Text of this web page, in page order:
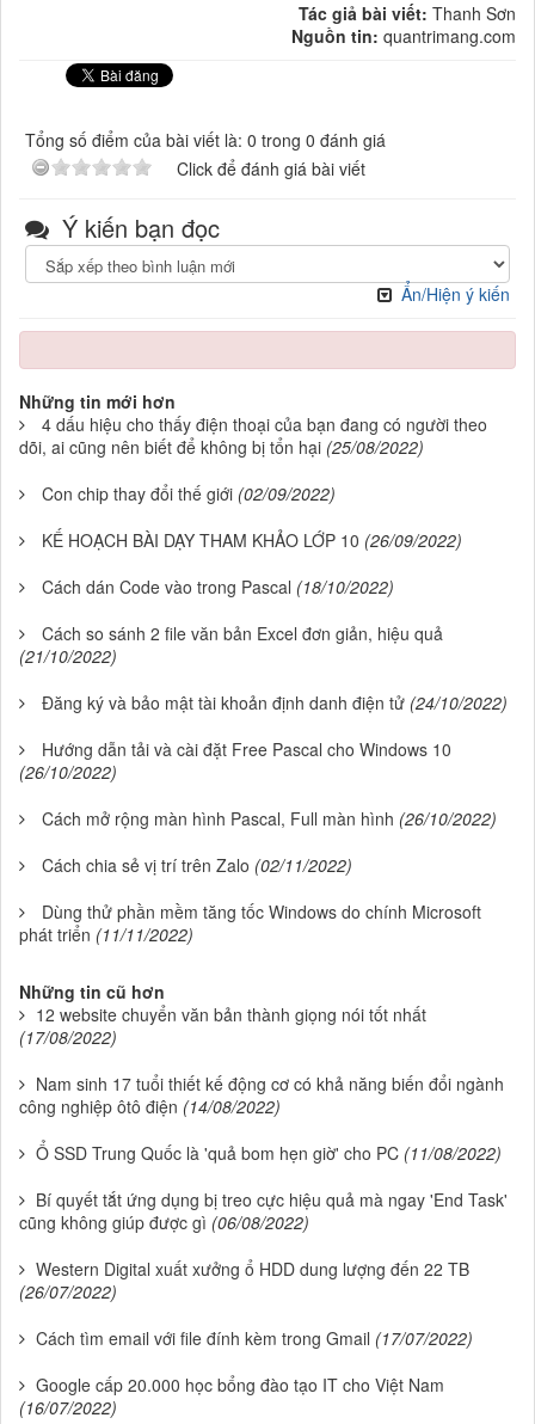
Tác giả bài viết: Thanh Sơn
Nguồn tin: quantrimang.com
Tổng số điểm của bài viết là: 0 trong 0 đánh giá
Click để đánh giá bài viết
Ý kiến bạn đọc
Ẩn/Hiện ý kiến
Những tin mới hơn
4 dấu hiệu cho thấy điện thoại của bạn đang có người theo
dõi, ai cũng nên biết để không bị tổn hại (25/08/2022)
Con chip thay đổi thế giới (02/09/2022)
KẾ HOẠCH BÀI DẠY THAM KHẢO LỚP 10 (26/09/2022)
Cách dán Code vào trong Pascal (18/10/2022)
Cách so sánh 2 file văn bản Excel đơn giản, hiệu quả
(21/10/2022)
Đăng ký và bảo mật tài khoản định danh điện tử (24/10/2022)
Hướng dẫn tải và cài đặt Free Pascal cho Windows 10
(26/10/2022)
Cách mở rộng màn hình Pascal, Full màn hình (26/10/2022)
Cách chia sẻ vị trí trên Zalo (02/11/2022)
Dùng thử phần mềm tăng tốc Windows do chính Microsoft
phát triển (11/11/2022)
Những tin cũ hơn
12 website chuyển văn bản thành giọng nói tốt nhất
(17/08/2022)
Nam sinh 17 tuổi thiết kế động cơ có khả năng biến đổi ngành
công nghiệp ôtô điện (14/08/2022)
Ổ SSD Trung Quốc là 'quả bom hẹn giờ' cho PC (11/08/2022)
Bí quyết tắt ứng dụng bị treo cực hiệu quả mà ngay 'End Task'
cũng không giúp được gì (06/08/2022)
Western Digital xuất xưởng ổ HDD dung lượng đến 22 TB
(26/07/2022)
Cách tìm email với file đính kèm trong Gmail (17/07/2022)
Google cấp 20.000 học bổng đào tạo IT cho Việt Nam
(16/07/2022)